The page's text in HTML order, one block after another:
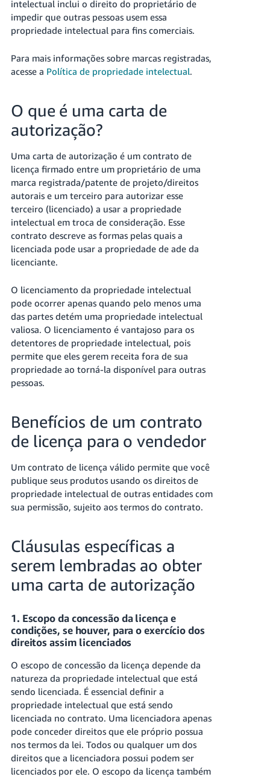
intelectual inclui o direito do proprietário de
impedir que outras pessoas usem essa
propriedade intelectual para fins comerciais.
Para mais informações sobre marcas registradas,
acesse a Política de propriedade intelectual.
O que é uma carta de
autorização?
Uma carta de autorização é um contrato de
licença firmado entre um proprietário de uma
marca registrada/patente de projeto/direitos
autorais e um terceiro para autorizar esse
terceiro (licenciado) a usar a propriedade
intelectual em troca de consideração. Esse
contrato descreve as formas pelas quais a
licenciada pode usar a propriedade de ade da
licenciante.
O licenciamento da propriedade intelectual
pode ocorrer apenas quando pelo menos uma
das partes detém uma propriedade intelectual
valiosa. O licenciamento é vantajoso para os
detentores de propriedade intelectual, pois
permite que eles gerem receita fora de sua
propriedade ao torná-la disponível para outras
pessoas.
Benefícios de um contrato
de licença para o vendedor
Um contrato de licença válido permite que você
publique seus produtos usando os direitos de
propriedade intelectual de outras entidades com
sua permissão, sujeito aos termos do contrato.
Cláusulas específicas a
serem lembradas ao obter
uma carta de autorização
1. Escopo da concessão da licença e
condições, se houver, para o exercício dos
direitos assim licenciados
O escopo de concessão da licença depende da
natureza da propriedade intelectual que está
sendo licenciada. É essencial definir a
propriedade intelectual que está sendo
licenciada no contrato. Uma licenciadora apenas
pode conceder direitos que ele próprio possua
nos termos da lei. Todos ou qualquer um dos
direitos que a licenciadora possui podem ser
licenciados por ele. O escopo da licença também